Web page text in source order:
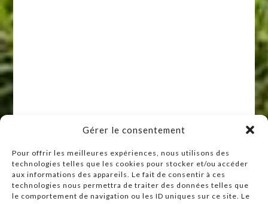
Gérer le consentement
Pour offrir les meilleures expériences, nous utilisons des
technologies telles que les cookies pour stocker et/ou accéder
aux informations des appareils. Le fait de consentir à ces
technologies nous permettra de traiter des données telles que
le comportement de navigation ou les ID uniques sur ce site. Le
Raccourcis
Accueil